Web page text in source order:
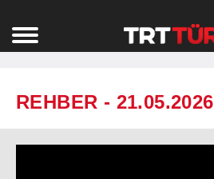
REHBER - 21.05.2026